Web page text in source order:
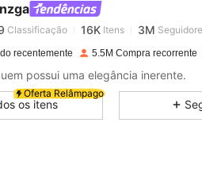
cm / 31 in, Cor: Azul e Branco, Tamanho:
Classificação 16K Itens 3M
i***spago1 dia atrás
16K 3M
16K 3M
recentemente 5.5M Compra recorrente
possui uma elegância inerente.
Oferta Relâmpago
os itens